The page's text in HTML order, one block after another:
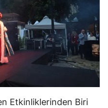
Etkinliklerinden Biri